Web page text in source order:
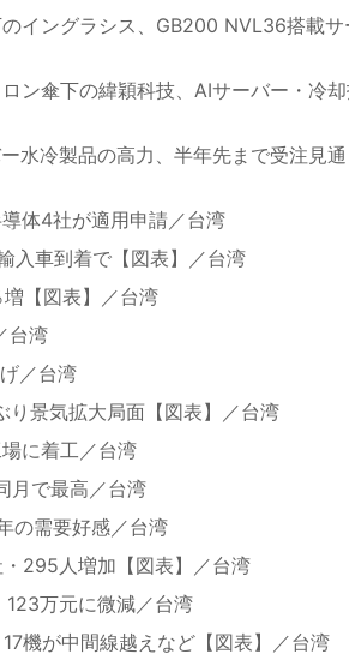
イングラシス、GB200 NVL36搭載
ン傘下の緯穎科技、AIサーバー・冷
水冷製品の高力、半年先まで受注見
体4社が適用申請／台湾
入車到着で【図表】／台湾
【図表】／台湾
台湾
／台湾
り景気拡大局面【図表】／台湾
に着工／台湾
月で最高／台湾
の需要好感／台湾
・295人増加【図表】／台湾
123万元に微減／台湾
機が中間線越えなど【図表】／台湾